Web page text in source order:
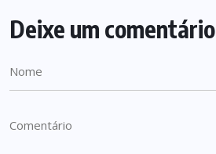
Deixe um comentário